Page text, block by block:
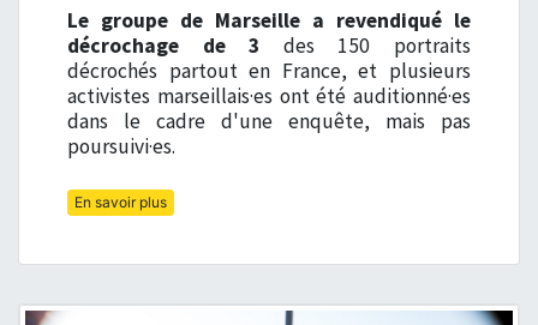
Le groupe de Marseille a revendiqué le
décrochage de 3 des 150 portraits
décrochés partout en France, et plusieurs
activistes marseillais·es ont été auditionné·es
dans le cadre d'une enquête, mais pas
poursuivi·es.
En savoir plus